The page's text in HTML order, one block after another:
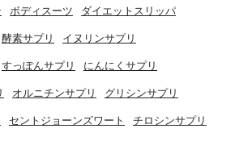
ボディスーツ ダイエットスリッパ
酵素サプリ イヌリンサプリ
すっぽんサプリ にんにくサプリ
オルニチンサプリ グリシンサプリ
セントジョーンズワート チロシンサプリ